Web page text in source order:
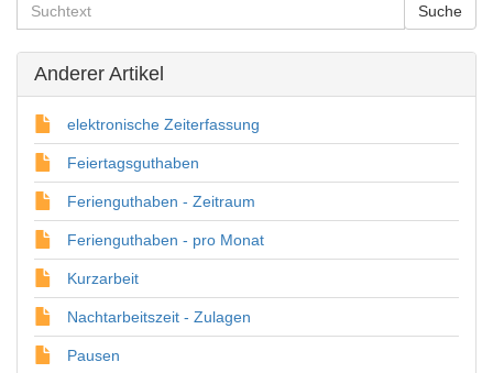
Anderer Artikel
elektronische Zeiterfassung
Feiertagsguthaben
Ferienguthaben - Zeitraum
Ferienguthaben - pro Monat
Kurzarbeit
Nachtarbeitszeit - Zulagen
Pausen